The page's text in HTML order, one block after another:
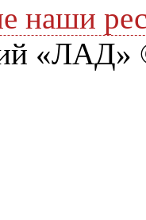
наши
«ЛАД»